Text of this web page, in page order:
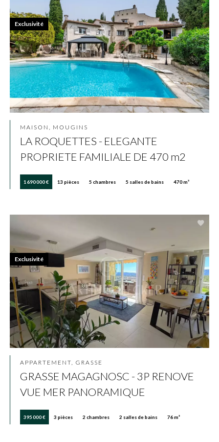
MAISON, MOUGINS
LA ROQUETTES - ELEGANTE
PROPRIETE FAMILIALE DE 470 m2
1 690 000 € 13 pièces 5 chambres 5 salles de bains 470 m²
Exclusivité
APPARTEMENT, GRASSE
GRASSE MAGAGNOSC - 3P RENOVE
VUE MER PANORAMIQUE
395 000 € 3 pièces 2 chambres 2 salles de bains 76 m²
Exclusivité